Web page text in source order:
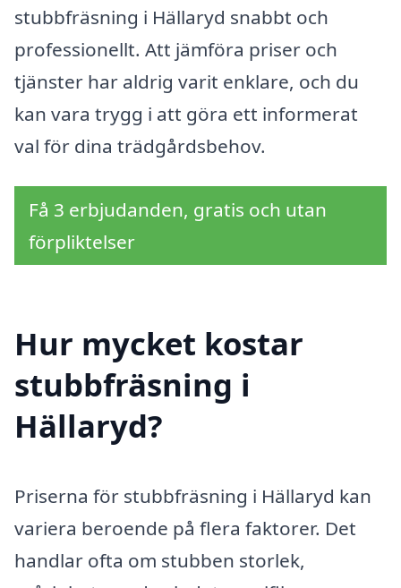
stubbfräsning i Hällaryd snabbt och
professionellt. Att jämföra priser och
tjänster har aldrig varit enklare, och du
kan vara trygg i att göra ett informerat
val för dina trädgårdsbehov.
Få 3 erbjudanden, gratis och utan
förpliktelser
Hur mycket kostar
stubbfräsning i
Hällaryd?
Priserna för stubbfräsning i Hällaryd kan
variera beroende på flera faktorer. Det
handlar ofta om stubben storlek,